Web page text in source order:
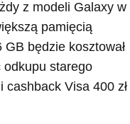
z modeli Galaxy w
pamięcią
będzie kosztował
odkupu starego
Visa 400 zł